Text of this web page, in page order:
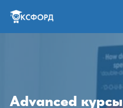
Advanced курсы